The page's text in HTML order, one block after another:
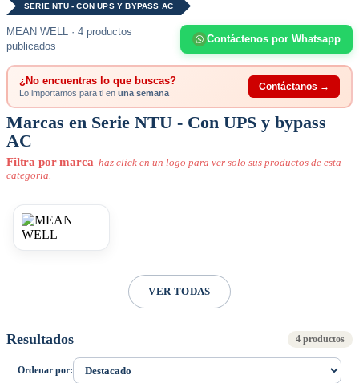
SERIE NTU - CON UPS Y BYPASS AC
MEAN WELL · 4 productos
publicados
Contáctenos por Whatsapp
¿No encuentras lo que buscas?
Lo importamos para ti en una semana
Contáctanos →
Marcas en Serie NTU - Con UPS y bypass
AC
Filtra por marca haz click en un logo para ver solo sus productos de esta
categoria.
VER TODAS
Resultados 4 productos
Ordenar por: